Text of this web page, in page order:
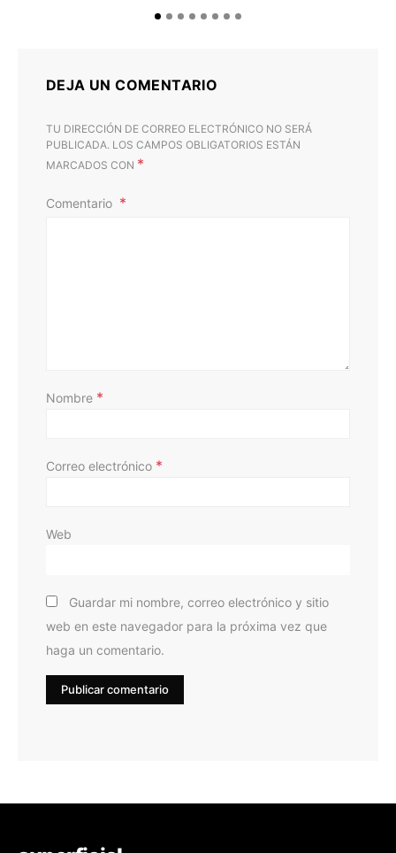
DEJA UN COMENTARIO
TU DIRECCIÓN DE CORREO ELECTRÓNICO NO SERÁ
PUBLICADA. LOS CAMPOS OBLIGATORIOS ESTÁN
MARCADOS CON *
Comentario
Nombre *
Correo electrónico *
Web
Guardar mi nombre, correo electrónico y sitio
web en este navegador para la próxima vez que
haga un comentario.